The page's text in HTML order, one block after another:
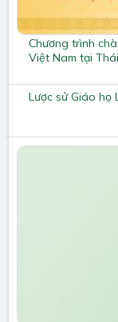
Chương trình
Việt Nam tại
Lược sử Giáo họ